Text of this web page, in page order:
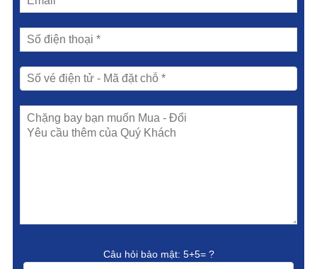
Câu hỏi bảo mật: 5+5= ?